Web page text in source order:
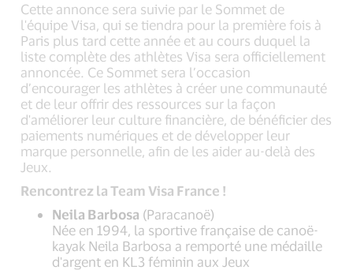
Cette annonce sera suivie par le Sommet de
l'équipe Visa, qui se tiendra pour la première fois à
Paris plus tard cette année et au cours duquel la
liste complète des athlètes Visa sera officiellement
annoncée. Ce Sommet sera l’occasion
d’encourager les athlètes à créer une communauté
et de leur offrir des ressources sur la façon
d'améliorer leur culture financière, de bénéficier des
paiements numériques et de développer leur
marque personnelle, afin de les aider au-delà des
Jeux.
Rencontrez la Team Visa France !
Neila Barbosa (Paracanoë)
Née en 1994, la sportive française de canoë-
kayak Neila Barbosa a remporté une médaille
d'argent en KL3 féminin aux Jeux